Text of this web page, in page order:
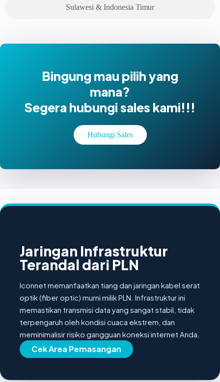
Sulawesi & Indonesia Timur
Bingung mau pilih yang
mana?
Segera hubungi sales kami!!!
Hubungi Sales
Jaringan Infrastruktur
Terandal dari PLN
Iconnet memanfaatkan tiang dan jaringan kabel serat
optik (fiber optic) murni milik PLN. Infrastruktur ini
memastikan transmisi data yang sangat stabil, tidak
terpengaruh oleh kondisi cuaca ekstrem, dan
meminimalisir risiko gangguan koneksi internet Anda.
Cek Area Pemasangan